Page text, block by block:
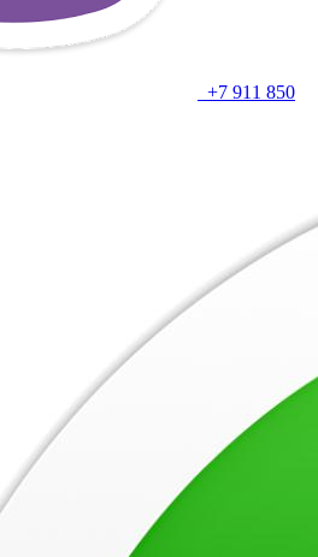
+7 911 850